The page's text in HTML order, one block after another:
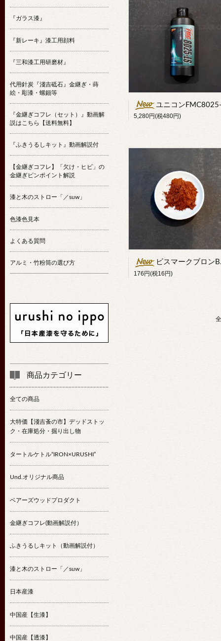
ユニコンFMC8025-LS極細
5,280円(税480円)
ビスマークブロンBコンク（茶染料）
176円(税16円)
『ガラス漆』
『新レーキ』漆工用顔料
『三和漆工用研磨材』
代用針炭『淺吉砥石』金継ぎ・蒔
絵・彫漆・螺鈿等
『金継ぎコフレ（セット）』動画解
説はこちら【送料無料】
『ふきうるしキット』動画解説付
【金継ぎコフレ】「欠け・ヒビ」の
金継ぎピンポイント解説
漆と木のストロー「／suw」
色漆色見本
よくある質問
アルミ・竹粉筒の選び方
商品カテゴリー
全ての商品
大特価【淺吉蚤の市】デッドストッ
ク・在庫処分・掘り出し物
タートルケトル“IRON×URUSHI”
Und.オリジナル商品
ベアーズウッドプロダクト
金継ぎコフレ(動画解説付）
ふきうるしキット（動画解説付）
漆と木のストロー「／suw」
日本産漆
中国産【生漆】
中国産【透漆】